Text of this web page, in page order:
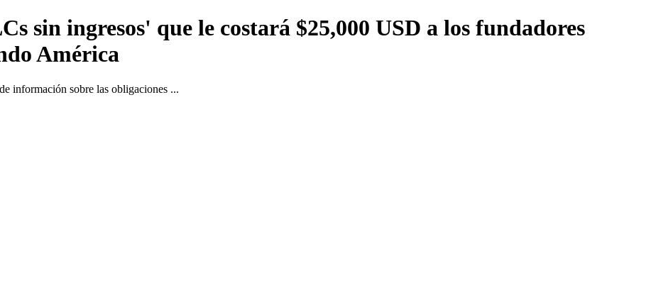
sin ingresos' que le costará $25,000 USD a los fundadores
América
información sobre las obligaciones ...